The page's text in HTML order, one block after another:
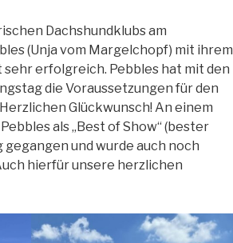
Dachshundklubs am
(Unja vom Margelchopf) mit ihrem
erfolgreich. Pebbles hat mit den
die Voraussetzungen für den
Glückwunsch! An einem
als „Best of Show“ (bester
gegangen und wurde auch noch
hierfür unsere herzlichen